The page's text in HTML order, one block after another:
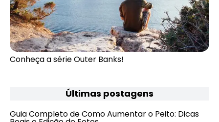
Conheça a série Outer Banks!
Últimas postagens
Guia Completo de Como Aumentar o Peito: Dicas